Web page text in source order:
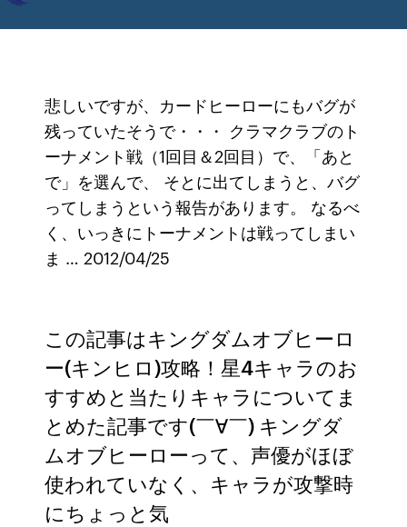
悲しいですが、カードヒーローにもバグが
残っていたそうで・・・ クラマクラブのト
ーナメント戦（1回目＆2回目）で、「あと
で」を選んで、 そとに出てしまうと、バグ
ってしまうという報告があります。 なるべ
く、いっきにトーナメントは戦ってしまい
ま … 2012/04/25
この記事はキングダムオブヒーロ
ー(キンヒロ)攻略！星4キャラのお
すすめと当たりキャラについてま
とめた記事です(￣∀￣) キングダ
ムオブヒーローって、声優がほぼ
使われていなく、キャラが攻撃時
にちょっと気